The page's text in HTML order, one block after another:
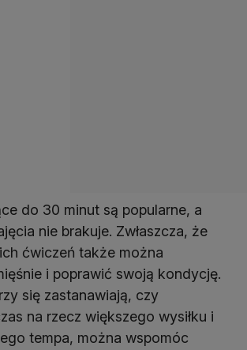
do 30 minut są popularne, a
nie brakuje. Zwłaszcza, że
ćwiczeń także można
i poprawić swoją kondycję.
się zastanawiają, czy
na rzecz większego wysiłku i
tempa, można wspomóc